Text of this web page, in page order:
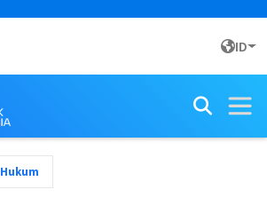
ID
Hukum